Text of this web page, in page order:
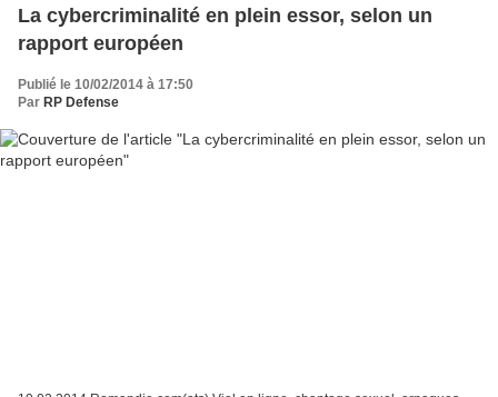
La cybercriminalité en plein essor, selon un
rapport européen
Publié le 10/02/2014 à 17:50
Par RP Defense